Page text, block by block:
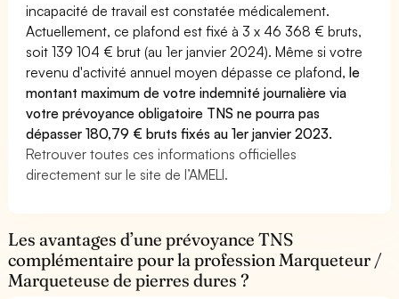
incapacité de travail est constatée médicalement.
Actuellement, ce plafond est fixé à 3 x 46 368 € bruts,
soit 139 104 € brut (au 1er janvier 2024). Même si votre
revenu d'activité annuel moyen dépasse ce plafond,le
montant maximum de votre indemnité journalière via
votre prévoyance obligatoire TNS ne pourra pas
dépasser 180,79 € bruts fixés au 1er janvier 2023.
Retrouver toutes ces informations officielles
directement sur le site de l’AMELI.
Les avantages d’une prévoyance TNS
complémentaire pour la profession Marqueteur /
Marqueteuse de pierres dures ?